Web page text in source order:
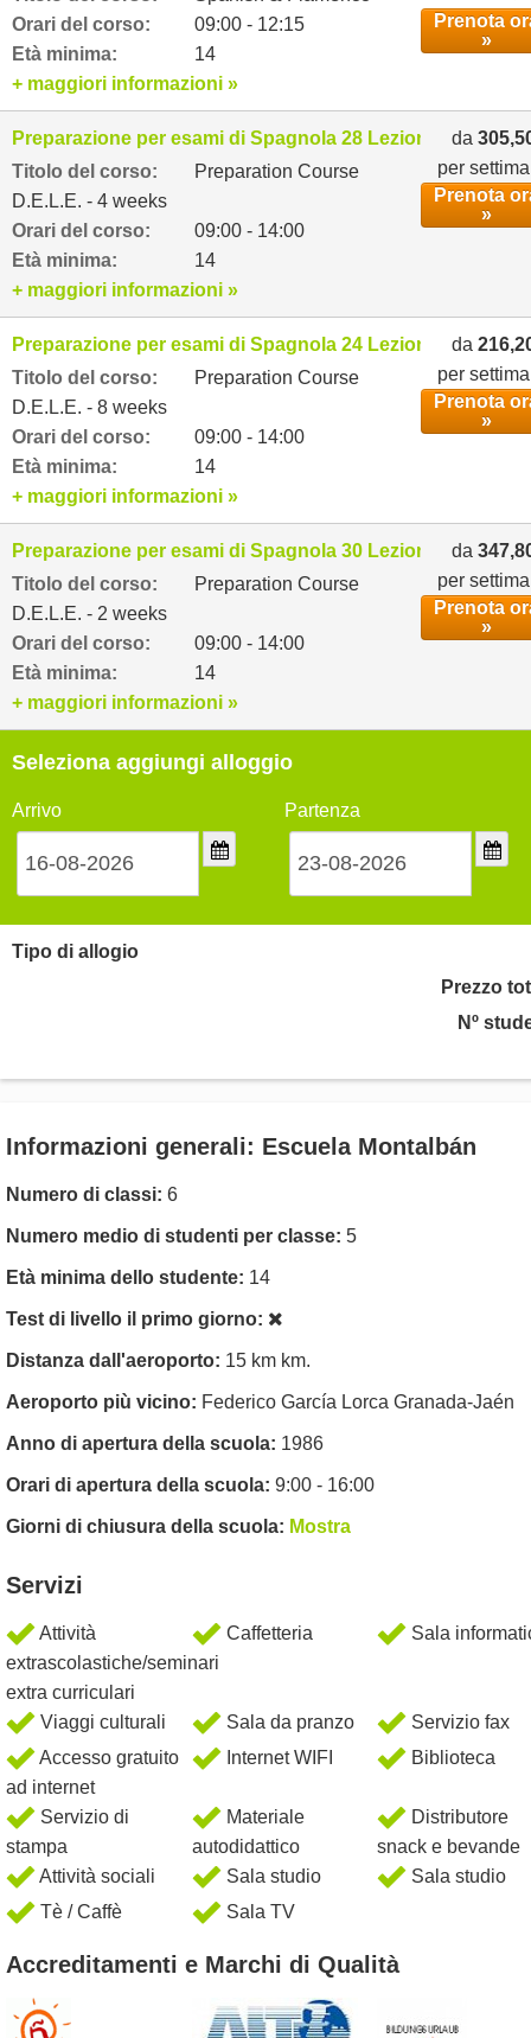
Orari del corso:
09:00 - 12:15
Età minima:
14
Prenota
»
+ maggiori informazioni »
Preparazione per esami di Spagnola 28 Lezioni
Titolo del corso:
Preparation Course
D.E.L.E. - 4 weeks
Orari del corso:
09:00 - 14:00
Età minima:
14
da
per
Prenota
»
+ maggiori informazioni »
Preparazione per esami di Spagnola 24 Lezioni
Titolo del corso:
Preparation Course
D.E.L.E. - 8 weeks
Orari del corso:
09:00 - 14:00
Età minima:
14
da
per
Prenota
»
+ maggiori informazioni »
Preparazione per esami di Spagnola 30 Lezioni
Titolo del corso:
Preparation Course
D.E.L.E. - 2 weeks
Orari del corso:
09:00 - 14:00
Età minima:
14
da
per
Prenota
»
+ maggiori informazioni »
Seleziona aggiungi alloggio
Arrivo Partenza
Tipo di allogio
Prezzo
Nº
Informazioni generali: Escuela Montalbán
Numero di classi: 6
Numero medio di studenti per classe: 5
Età minima dello studente: 14
Test di livello il primo giorno:
Distanza dall'aeroporto: 15 km km.
Aeroporto più vicino: Federico García Lorca Granada-Jaén
Anno di apertura della scuola: 1986
Orari di apertura della scuola: 9:00 - 16:00
Giorni di chiusura della scuola: Mostra
Servizi
Attività
extrascolastiche/seminari
extra curriculari
Caffetteria Sala
Viaggi culturali Sala da pranzo
Servizio fax
Accesso gratuito
ad internet
Internet WIFI Biblioteca
Servizio di
stampa
Materiale
autodidattico
Distributore
snack e bevande
Attività sociali
Sala studio
Sala studio
Tè / Caffè
Sala TV
Accreditamenti e Marchi di Qualità